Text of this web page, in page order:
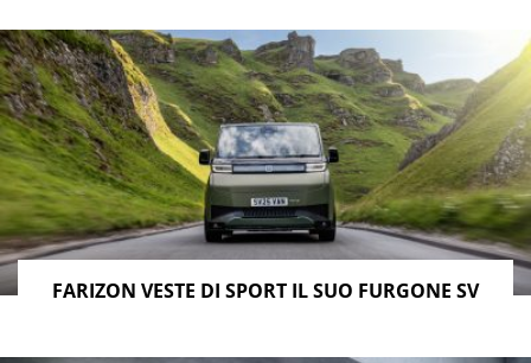
FARIZON VESTE DI SPORT IL SUO FURGONE SV